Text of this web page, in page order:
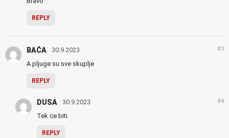
REPLY
BAĆA 30.9.2023 #3
A pljuge su sve skuplje
REPLY
DUSA 30.9.2023 #4
Tek ce biti
REPLY